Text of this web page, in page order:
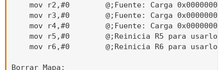
mov r2,#0        @;Fuente: Carga
mov r3,#0        @;Fuente: Carga
mov r4,#0        @;Fuente: Carga
mov r5,#0        @;Reinicia R5 para usarlo
mov r6,#0        @;Reinicia R6 para usarlo
Borrar_Mapa: